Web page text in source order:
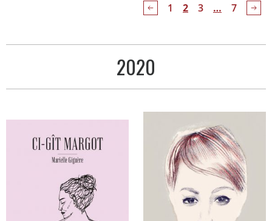
Page précédente
1 Vous êtes à la
2 3 Vous êtes à
… 7
Livres
en
2020